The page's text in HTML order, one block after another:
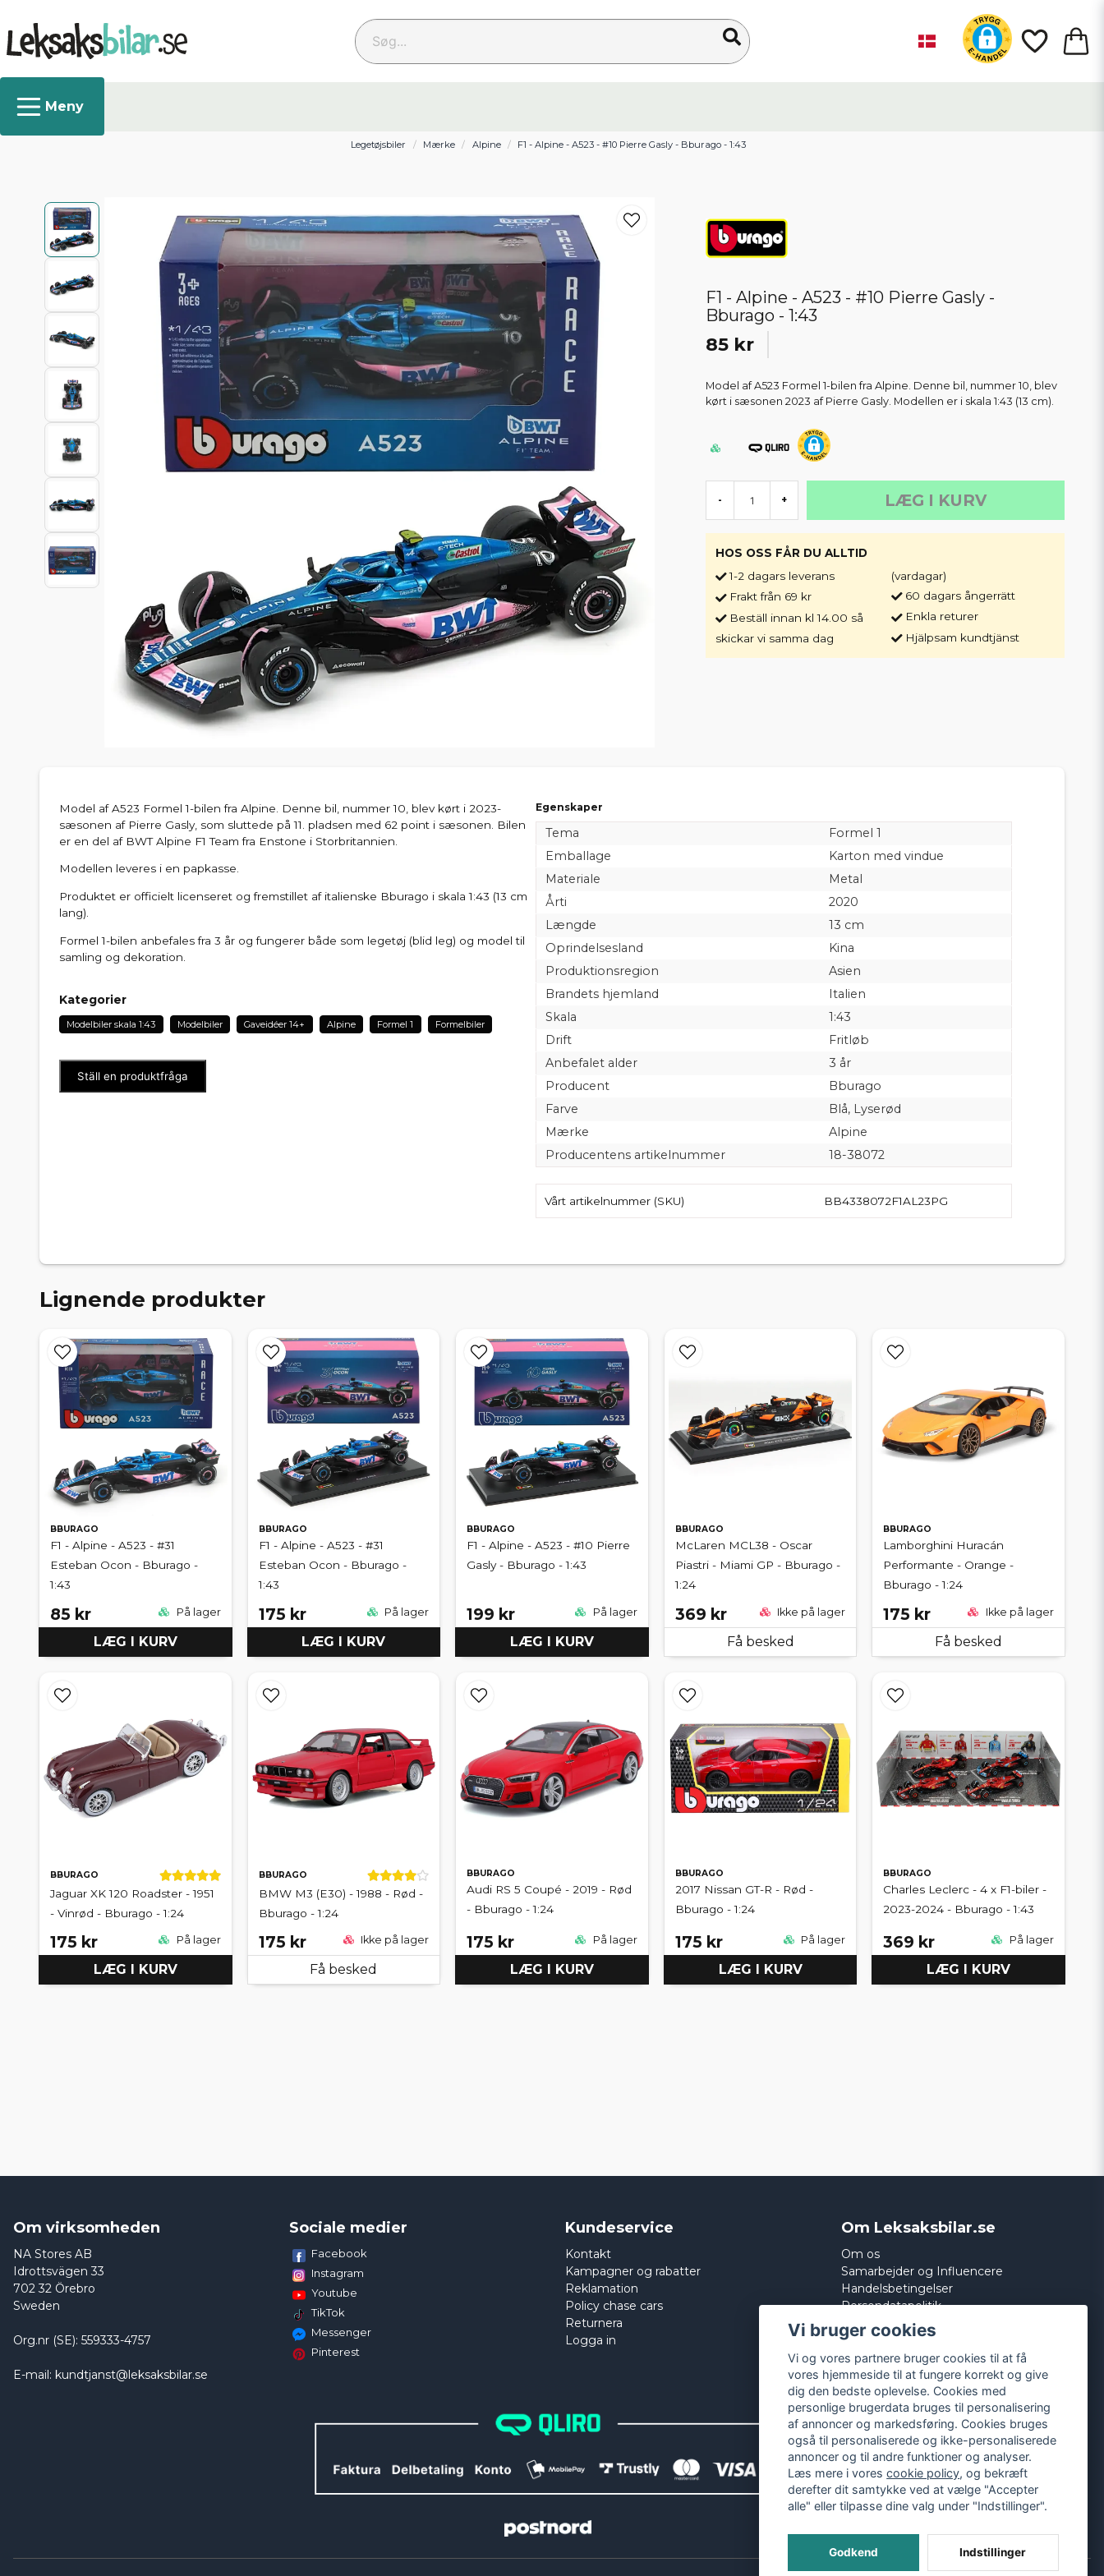
Søg...
Legetøjsbiler Mærke Alpine F1 - Alpine - A523 - #10 Pierre Gasly - Bburago - 1:43
F1 - Alpine - A523 - #10 Pierre Gasly -
Bburago - 1:43
85 kr
Model af A523 Formel 1-bilen fra Alpine. Denne bil, nummer 10, blev
kørt i sæsonen 2023 af Pierre Gasly. Modellen er i skala 1:43 (13 cm).
- + LÆG I KURV
HOS OSS FÅR DU ALLTID
1-2 dagars leverans
Frakt från 69 kr
Beställ innan kl 14.00 så
skickar vi samma dag
(vardagar)
60 dagars ångerrätt
Enkla returer
Hjälpsam kundtjänst
Model af A523 Formel 1-bilen fra Alpine. Denne bil, nummer 10, blev kørt i 2023-
sæsonen af Pierre Gasly, som sluttede på 11. pladsen med 62 point i sæsonen. Bilen
er en del af BWT Alpine F1 Team fra Enstone i Storbritannien.
Modellen leveres i en papkasse.
Produktet er officielt licenseret og fremstillet af italienske Bburago i skala 1:43 (13 cm
lang).
Formel 1-bilen anbefales fra 3 år og fungerer både som legetøj (blid leg) og model til
samling og dekoration.
Kategorier
Modelbiler skala 1:43 Modelbiler Gaveidéer 14+ Alpine Formel 1 Formelbiler
Ställ en produktfråga
Egenskaper
Tema
Formel 1
Emballage
Karton med vindue
Materiale
Metal
Årti
2020
Længde
13 cm
Oprindelsesland
Kina
Produktionsregion
Asien
Brandets hjemland
Italien
Skala
1:43
Drift
Fritløb
Anbefalet alder
3 år
Producent
Bburago
Farve
Blå, Lyserød
Mærke
Alpine
Producentens artikelnummer
18-38072
Vårt artikelnummer (SKU) BB4338072F1AL23PG
Lignende produkter
BBURAGO
F1 - Alpine - A523 - #31
Esteban Ocon - Bburago -
1:43
85 kr På lager
LÆG I KURV
BBURAGO
F1 - Alpine - A523 - #31
Esteban Ocon - Bburago -
1:43
175 kr På lager
LÆG I KURV
BBURAGO
F1 - Alpine - A523 - #10 Pierre
Gasly - Bburago - 1:43
199 kr På lager
LÆG I KURV
BBURAGO
McLaren MCL38 - Oscar
Piastri - Miami GP - Bburago -
1:24
369 kr Ikke på lager
Få besked
BBURAGO
Lamborghini Huracán
Performante - Orange -
Bburago - 1:24
175 kr Ikke på lager
Få besked
BBURAGO
Jaguar XK 120 Roadster - 1951
- Vinrød - Bburago - 1:24
175 kr På lager
LÆG I KURV
BBURAGO
BMW M3 (E30) - 1988 - Rød -
Bburago - 1:24
175 kr Ikke på lager
Få besked
BBURAGO
Audi RS 5 Coupé - 2019 - Rød
- Bburago - 1:24
175 kr På lager
LÆG I KURV
BBURAGO
2017 Nissan GT-R - Rød -
Bburago - 1:24
175 kr På lager
LÆG I KURV
BBURAGO
Charles Leclerc - 4 x F1-biler -
2023-2024 - Bburago - 1:43
369 kr På lager
LÆG I KURV
Om virksomheden
NA Stores AB
Idrottsvägen 33
702 32 Örebro
Sweden
Org.nr (SE): 559333-4757
E-mail: kundtjanst@leksaksbilar.se
Sociale medier
Facebook
Instagram
Youtube
TikTok
Messenger
Pinterest
Kundeservice
Kontakt
Kampagner og rabatter
Reklamation
Policy chase cars
Returnera
Logga in
Om Leksaksbilar.se
Om os
Samarbejder og Influencere
Handelsbetingelser
Persondatapolitik
Cookies
Vi bruger cookies
Vi og vores partnere bruger cookies til at få
vores hjemmeside til at fungere korrekt og give
dig den bedste oplevelse. Cookies med
personlige brugerdata bruges til personalisering
af annoncer og markedsføring. Cookies bruges
også til personaliserede og ikke-personaliserede
annoncer og til andre funktioner og analyser.
Læs mere i vorescookie policy, og bekræft
derefter dit samtykke ved at vælge "Accepter
alle" eller tilpasse dine valg under "Indstillinger".
Godkend Indstillinger